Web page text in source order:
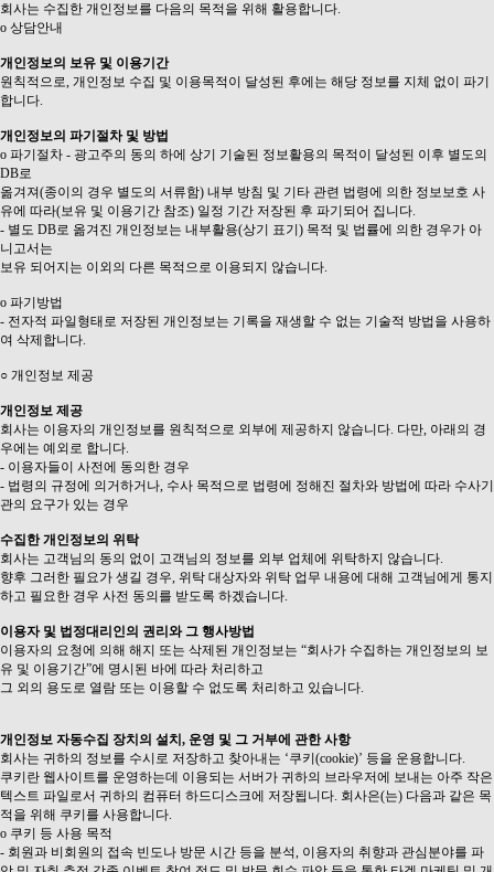
회사는 수집한 개인정보를 다음의 목적을 위해 활용합니다.
ο 상담안내
개인정보의 보유 및 이용기간
원칙적으로, 개인정보 수집 및 이용목적이 달성된 후에는 해당 정보를 지체 없이 파기
합니다.
개인정보의 파기절차 및 방법
ο 파기절차 - 광고주의 동의 하에 상기 기술된 정보활용의 목적이 달성된 이후 별도의
DB로
옮겨져(종이의 경우 별도의 서류함) 내부 방침 및 기타 관련 법령에 의한 정보보호 사
유에 따라(보유 및 이용기간 참조) 일정 기간 저장된 후 파기되어 집니다.
- 별도 DB로 옮겨진 개인정보는 내부활용(상기 표기) 목적 및 법률에 의한 경우가 아
니고서는
보유 되어지는 이외의 다른 목적으로 이용되지 않습니다.
ο 파기방법
- 전자적 파일형태로 저장된 개인정보는 기록을 재생할 수 없는 기술적 방법을 사용하
여 삭제합니다.
○ 개인정보 제공
개인정보 제공
회사는 이용자의 개인정보를 원칙적으로 외부에 제공하지 않습니다. 다만, 아래의 경
우에는 예외로 합니다.
- 이용자들이 사전에 동의한 경우
- 법령의 규정에 의거하거나, 수사 목적으로 법령에 정해진 절차와 방법에 따라 수사기
관의 요구가 있는 경우
수집한 개인정보의 위탁
회사는 고객님의 동의 없이 고객님의 정보를 외부 업체에 위탁하지 않습니다.
향후 그러한 필요가 생길 경우, 위탁 대상자와 위탁 업무 내용에 대해 고객님에게 통지
하고 필요한 경우 사전 동의를 받도록 하겠습니다.
이용자 및 법정대리인의 권리와 그 행사방법
이용자의 요청에 의해 해지 또는 삭제된 개인정보는 “회사가 수집하는 개인정보의 보
유 및 이용기간”에 명시된 바에 따라 처리하고
그 외의 용도로 열람 또는 이용할 수 없도록 처리하고 있습니다.
개인정보 자동수집 장치의 설치, 운영 및 그 거부에 관한 사항
회사는 귀하의 정보를 수시로 저장하고 찾아내는 ‘쿠키(cookie)’ 등을 운용합니다.
쿠키란 웹사이트를 운영하는데 이용되는 서버가 귀하의 브라우저에 보내는 아주 작은
텍스트 파일로서 귀하의 컴퓨터 하드디스크에 저장됩니다. 회사은(는) 다음과 같은 목
적을 위해 쿠키를 사용합니다.
ο 쿠키 등 사용 목적
- 회원과 비회원의 접속 빈도나 방문 시간 등을 분석, 이용자의 취향과 관심분야를 파